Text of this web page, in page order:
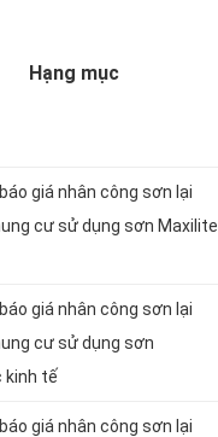
Hạng mục
giá nhân công sơn lại
cư sử dụng sơn Maxilite
giá nhân công sơn lại
cư sử dụng sơn
kinh tế
giá nhân công sơn lại